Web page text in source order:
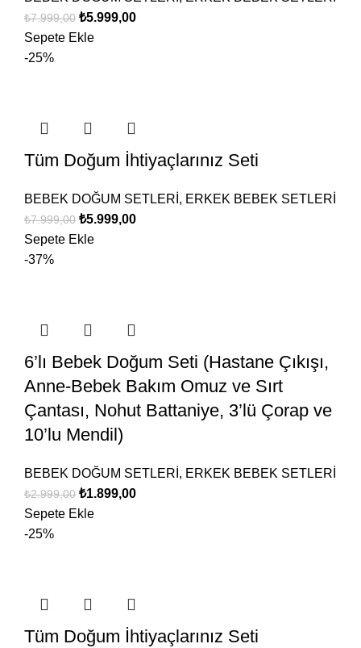
₺7.999,00 ₺5.999,00
Sepete Ekle
-25%
Tüm Doğum İhtiyaçlarınız Seti
BEBEK DOĞUM SETLERİ , ERKEK BEBEK SETLERİ
₺7.999,00 ₺5.999,00
Sepete Ekle
-37%
6’lı Bebek Doğum Seti (Hastane Çıkışı,
Anne-Bebek Bakım Omuz ve Sırt
Çantası, Nohut Battaniye, 3’lü Çorap ve
10’lu Mendil)
BEBEK DOĞUM SETLERİ , ERKEK BEBEK SETLERİ
₺2.999,00 ₺1.899,00
Sepete Ekle
-25%
Tüm Doğum İhtiyaçlarınız Seti